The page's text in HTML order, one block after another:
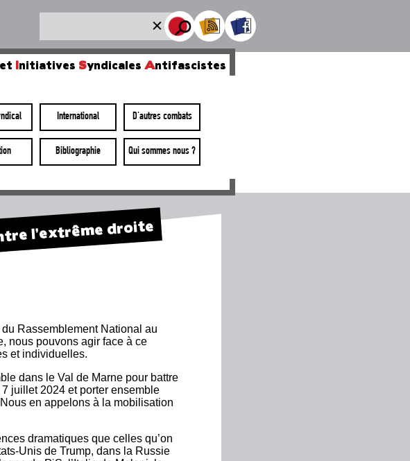
Initiatives Syndicales Antifascistes
International D'autres combats
Bibliographie Qui sommes nous ?
l’extrême droite
Rassemblement National au
nous pouvons agir face à ce
et individuelles.
dans le Val de Marne pour battre
juillet 2024 et porter ensemble
en appelons à la mobilisation
dramatiques que celles qu’on
Unis de Trump, dans la Russie